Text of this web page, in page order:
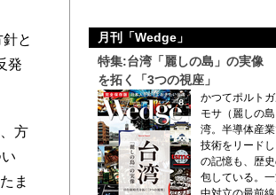
と
発
方
ま
月刊「Wedge」
特集:台湾「麗しの島」の実像
を拓く「3つの視座」
かつてポルト
モサ（麗しの
湾。半導体産
技術をリード
の記憶も、歴
包している。